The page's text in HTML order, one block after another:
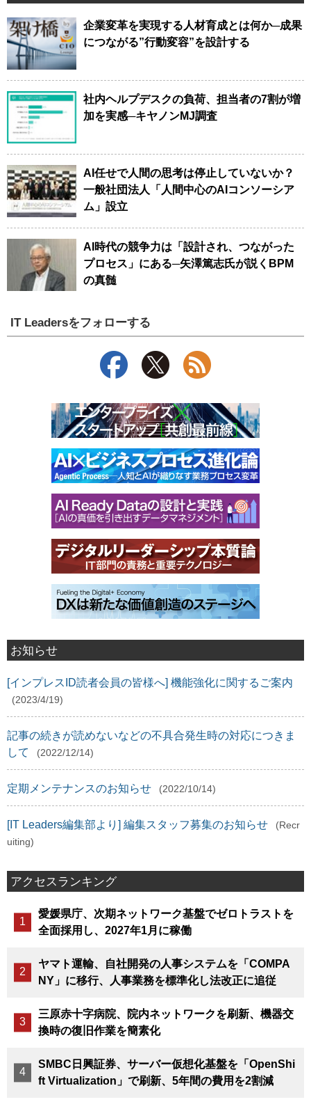
企業変革を実現する人材育成とは何か─成果
につながる”行動変容”を設計する
社内ヘルプデスクの負荷、担当者の7割が増
加を実感─キヤノンMJ調査
AI任せで人間の思考は停止していないか？
一般社団法人「人間中心のAIコンソーシア
ム」設立
AI時代の競争力は「設計され、つながった
プロセス」にある─矢澤篤志氏が説くBPM
の真髄
IT Leadersをフォローする
お知らせ
[インプレスID読者会員の皆様へ] 機能強化に関するご案内
(2023/4/19)
記事の続きが読めないなどの不具合発生時の対応につきま
して
(2022/12/14)
定期メンテナンスのお知らせ (2022/10/14)
[IT Leaders編集部より] 編集スタッフ募集のお知らせ
(Recr
uiting)
アクセスランキング
愛媛県庁、次期ネットワーク基盤でゼロトラストを
全面採用し、2027年1月に稼働
ヤマト運輸、自社開発の人事システムを「COMPA
NY」に移行、人事業務を標準化し法改正に追従
三原赤十字病院、院内ネットワークを刷新、機器交
換時の復旧作業を簡素化
SMBC日興証券、サーバー仮想化基盤を「OpenShi
ft Virtualization」で刷新、5年間の費用を2割減